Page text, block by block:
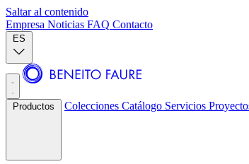
Saltar al contenido
Empresa Noticias FAQ Contacto
ES
Productos Colecciones Catálogo Servicios